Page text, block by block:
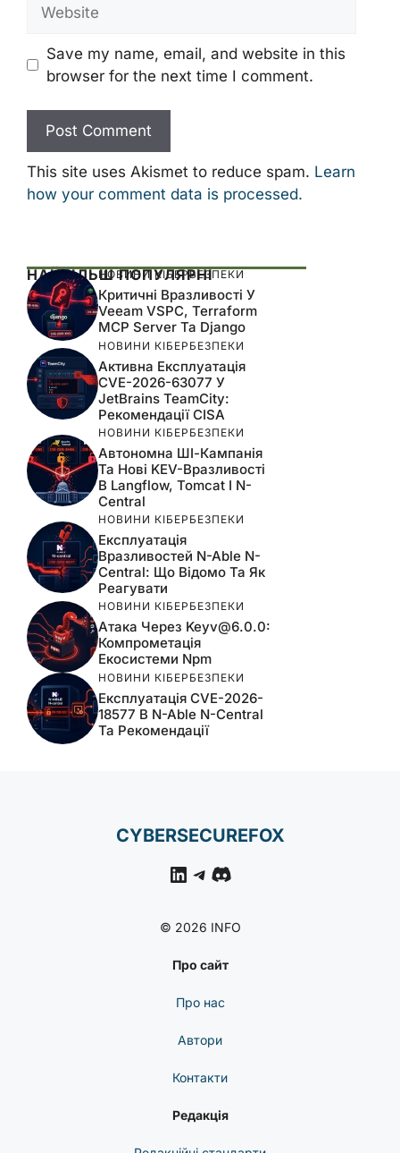
Save my name, email, and website in this
browser for the next time I comment.
This site uses Akismet to reduce spam. Learn
how your comment data is processed.
НАЙБІЛЬШ ПОПУЛЯРНІ
НОВИНИ КІБЕРБЕЗПЕКИ
Критичні Вразливості У
Veeam VSPC, Terraform
MCP Server Та Django
НОВИНИ КІБЕРБЕЗПЕКИ
Активна Експлуатація
CVE-2026-63077 У
JetBrains TeamCity:
Рекомендації CISA
НОВИНИ КІБЕРБЕЗПЕКИ
Автономна ШІ-Кампанія
Та Нові KEV-Вразливості
В Langflow, Tomcat І N-
Central
НОВИНИ КІБЕРБЕЗПЕКИ
Експлуатація
Вразливостей N-Able N-
Central: Що Відомо Та Як
Реагувати
НОВИНИ КІБЕРБЕЗПЕКИ
Атака Через Keyv@6.0.0:
Компрометація
Екосистеми Npm
НОВИНИ КІБЕРБЕЗПЕКИ
Експлуатація CVE-2026-
18577 В N-Able N-Central
Та Рекомендації
CYBERSECUREFOX
LinkedIn
Telegram
Discord
© 2026 INFO
Про сайт
Про нас
Автори
Контакти
Редакція